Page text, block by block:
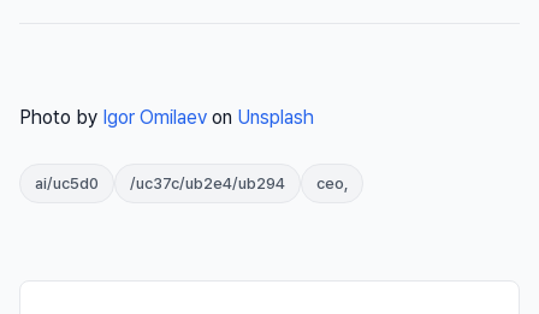
Photo by Igor Omilaev on Unsplash
ai/uc5d0 /uc37c/ub2e4/ub294 ceo,